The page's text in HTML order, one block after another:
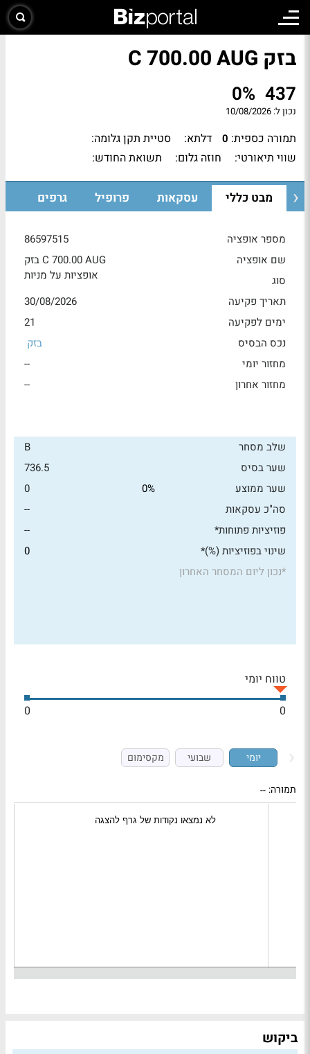
בזק C 700.00 AUG
437
0%
נכון ל: 10/08/2026
תמורה כספית: 0 דלתא:
סטיית תקן גלומה:
שווי תיאורטי:
חוזה גלום: תשואת החודש:
מבט כללי עסקאות פרופיל גרפים
מספר אופציה
86597515
שם אופציה
בזק C 700.00 AUG
סוג
אופציות על מניות
תאריך פקיעה
30/08/2026
ימים לפקיעה
21
נכס הבסיס
בזק
מחזור יומי
--
מחזור אחרון
--
שלב מסחר
B
שער בסיס
736.5
שער ממוצע
0%
0
סה"כ עסקאות
--
פוזיציות פתוחות*
--
שינוי בפוזיציות (%)*
0
*נכון ליום המסחר האחרון
טווח יומי
0
0
יומי שבועי מקסימום
תמורה: --
ביקוש